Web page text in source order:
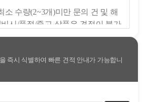
즉시 식별하여 빠른 견적 안내가 가능합니